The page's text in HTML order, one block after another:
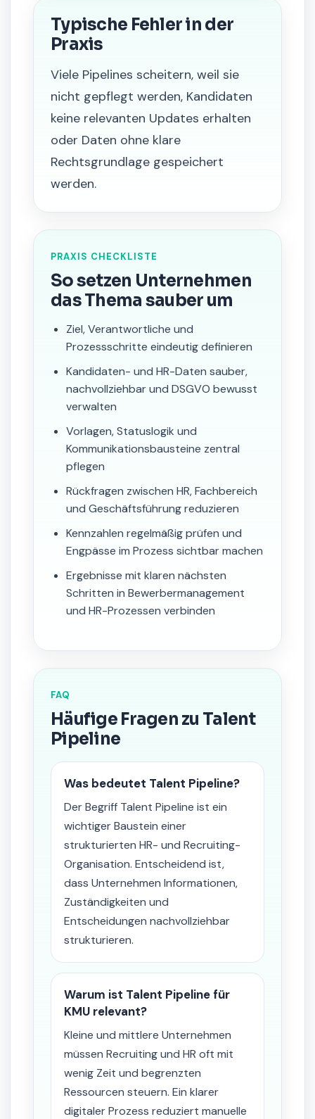
Typische Fehler in der
Praxis
Viele Pipelines scheitern, weil sie
nicht gepflegt werden, Kandidaten
keine relevanten Updates erhalten
oder Daten ohne klare
Rechtsgrundlage gespeichert
werden.
PRAXIS CHECKLISTE
So setzen Unternehmen
das Thema sauber um
Ziel, Verantwortliche und
Prozessschritte eindeutig definieren
Kandidaten- und HR-Daten sauber,
nachvollziehbar und DSGVO bewusst
verwalten
Vorlagen, Statuslogik und
Kommunikationsbausteine zentral
pflegen
Rückfragen zwischen HR, Fachbereich
und Geschäftsführung reduzieren
Kennzahlen regelmäßig prüfen und
Engpässe im Prozess sichtbar machen
Ergebnisse mit klaren nächsten
Schritten in Bewerbermanagement
und HR-Prozessen verbinden
FAQ
Häufige Fragen zu Talent
Pipeline
Was bedeutet Talent Pipeline?
Der Begriff Talent Pipeline ist ein
wichtiger Baustein einer
strukturierten HR- und Recruiting-
Organisation. Entscheidend ist,
dass Unternehmen Informationen,
Zuständigkeiten und
Entscheidungen nachvollziehbar
strukturieren.
Warum ist Talent Pipeline für
KMU relevant?
Kleine und mittlere Unternehmen
müssen Recruiting und HR oft mit
wenig Zeit und begrenzten
Ressourcen steuern. Ein klarer
digitaler Prozess reduziert manuelle